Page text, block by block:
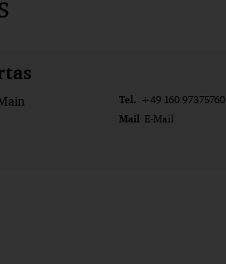
Tel. +49 160 97375760
Mail E-Mail